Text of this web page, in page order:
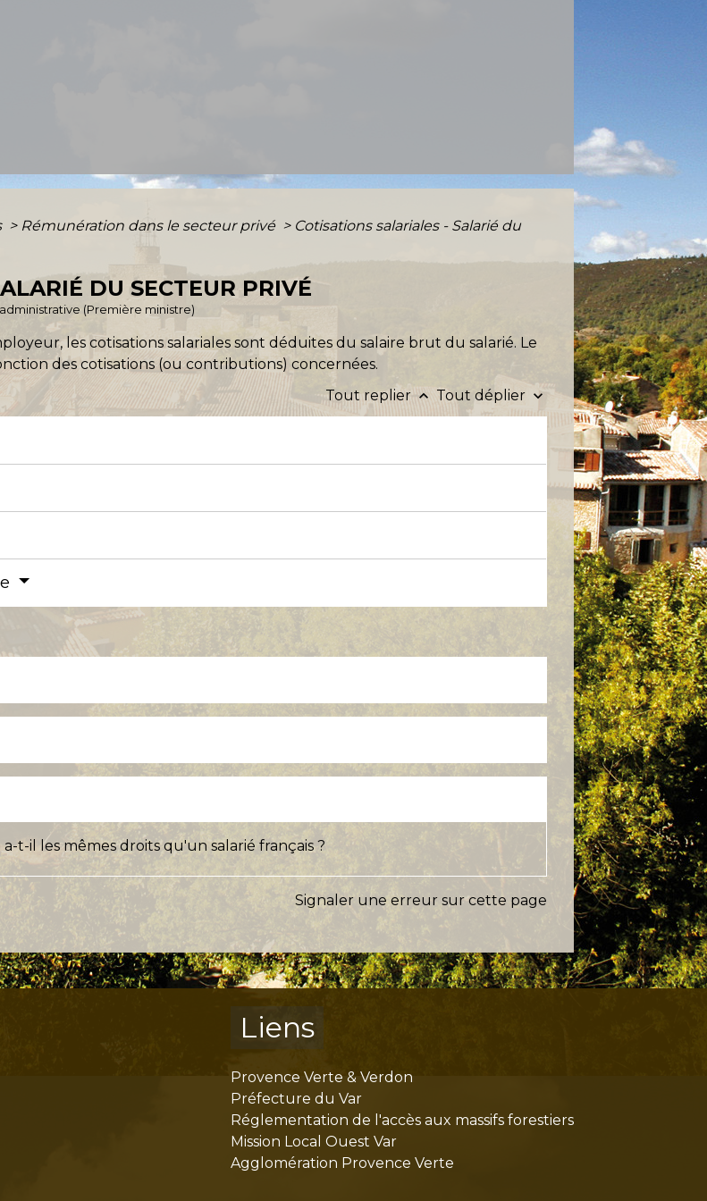
> Rémunération dans le secteur privé > Cotisations salariales - Salarié du
DU SECTEUR PRIVÉ
(Première ministre)
les cotisations salariales sont déduites du salaire brut du salarié. Le
des cotisations (ou contributions) concernées.
Tout replierkeyboard_arrow_up Tout déplier keyboard_arrow_down
t-il les mêmes droits qu'un salarié français ?
Signaler une erreur sur cette page
Liens
Provence Verte & Verdon
Préfecture du Var
Réglementation de l'accès aux massifs forestiers
Mission Local Ouest Var
Agglomération Provence Verte